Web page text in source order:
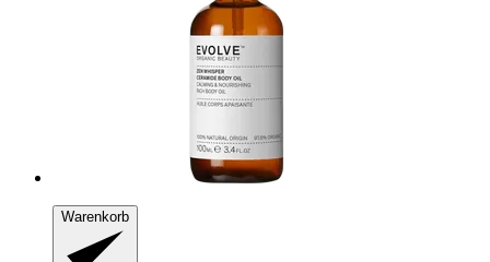
Warenkorb